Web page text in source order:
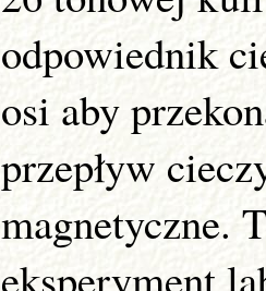
odpowiednik
osi aby
przepływ
magnetyczne.
eksperyment